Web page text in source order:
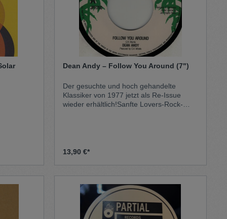
Dean Andy – Follow You Around (7")
Der gesuchte und hoch gehandelte
Klassiker von 1977 jetzt als Re-Issue
wieder erhältlich!Sanfte Lovers-Rock-
Aufnahme einen zeitlosen Vintage-
Wiederveröffentlichung für Fans
melodischer jamaikanischer Sounds und
souligen Reggae.
13,90 €*